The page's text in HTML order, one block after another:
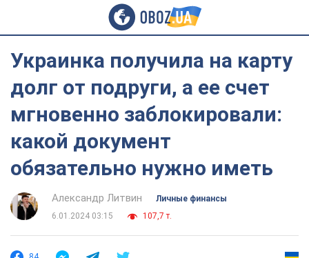
Украинка получила на карту
долг от подруги, а ее счет
мгновенно заблокировали:
какой документ
обязательно нужно иметь
Александр Литвин
Личные финансы
6.01.2024 03:15
107,7 т.